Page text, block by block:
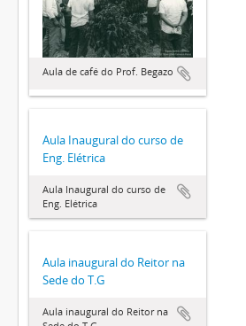
Aula de café do Prof. Begazo
Aula Inaugural do curso de
Eng. Elétrica
Aula Inaugural do curso de
Eng. Elétrica
Aula inaugural do Reitor na
Sede do T.G
Aula inaugural do Reitor na